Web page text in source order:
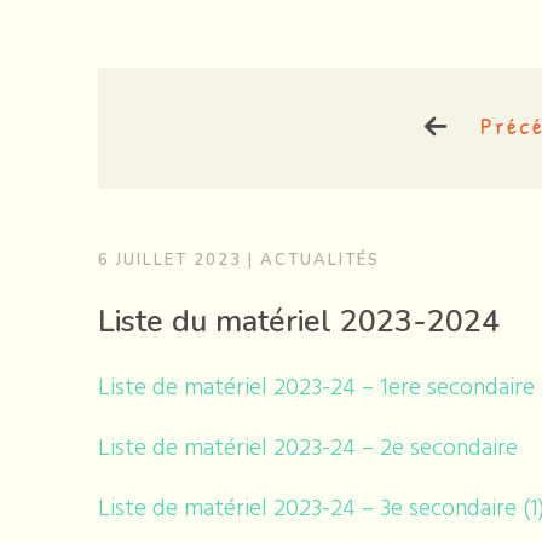
6 JUILLET 2023 | ACTUALITÉS
Liste du matériel 2023-2024
Liste de matériel 2023-24 – 1ere secondaire
Liste de matériel 2023-24 – 2e secondaire
Liste de matériel 2023-24 – 3e secondaire (1)